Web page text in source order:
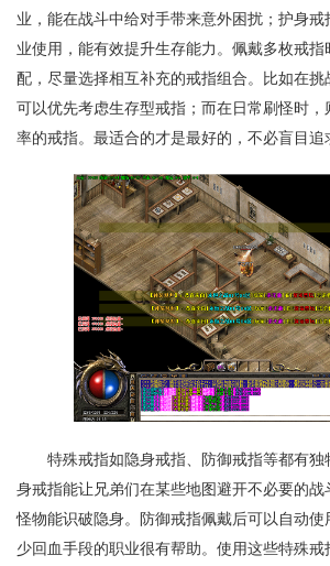
业，能在战斗中给对手带来意外困扰；护身戒
业使用，能有效提升生存能力。佩戴多枚戒指
配，尽量选择相互补充的戒指组合。比如在挑
可以优先考虑生存型戒指；而在日常刷怪时，
率的戒指。最适合的才是最好的，不必盲目追
特殊戒指如隐身戒指、防御戒指等都有独
身戒指能让兄弟们在某些地图避开不必要的
怪物能识破隐身。防御戒指佩戴后可以自动
少回血手段的职业很有帮助。使用这些特殊戒